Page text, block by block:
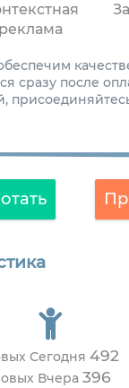
реклама
после
Сегодня 492
Вчера 396